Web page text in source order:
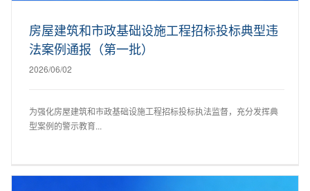
房屋建筑和市政基础设施工程招标投标典型违
法案例通报（第一批）
2026/06/02
为强化房屋建筑和市政基础设施工程招标投标执法监督，充分发挥典
型案例的警示教育...